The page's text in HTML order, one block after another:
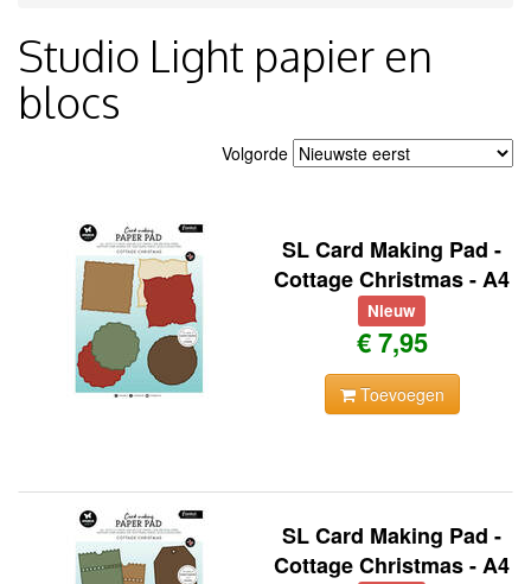
Studio Light papier en
blocs
Volgorde
SL Card Making Pad -
Cottage Christmas - A4
Nieuw
€ 7,95
Toevoegen
SL Card Making Pad -
Cottage Christmas - A4